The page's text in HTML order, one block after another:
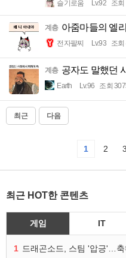
슬기로움 Lv.92 조회
계층 아줌마들의 엘
전자팔찌 Lv.93 조회
계층 공자도 말했던
Earth Lv.96 조회
최근 다음
1 2 3
최근 HOT한 콘텐츠
게임 IT
1 드래곤소드, 스팀 '압긍'…